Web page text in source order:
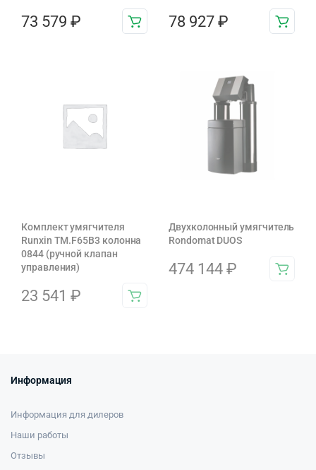
73 579 ₽ 78 927 ₽
Комплект умягчителя
Runxin TM.F65B3 колонна
0844 (ручной клапан
управления)
23 541 ₽
Двухколонный умягчитель
Rondomat DUOS
474 144 ₽
Информация
Информация для дилеров
Наши работы
Отзывы